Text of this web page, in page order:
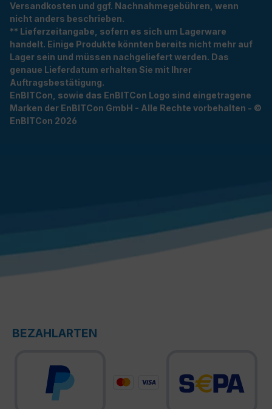
Versandkosten und ggf. Nachnahmegebühren, wenn
nicht anders beschrieben.
** Lieferzeitangabe, sofern es sich um Lagerware
handelt. Einige Produkte könnten bereits nicht mehr auf
Lager sein und müssen nachgeliefert werden. Das
genaue Lieferdatum erhalten Sie mit Ihrer
Auftragsbestätigung.
EnBITCon, sowie das EnBITCon Logo sind eingetragene
Marken der EnBITCon GmbH - Alle Rechte vorbehalten - ©
EnBITCon 2026
BEZAHLARTEN